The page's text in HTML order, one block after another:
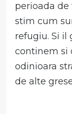
perioada
stim cum
refugiu. Si il
continem si
odinioara
de alte